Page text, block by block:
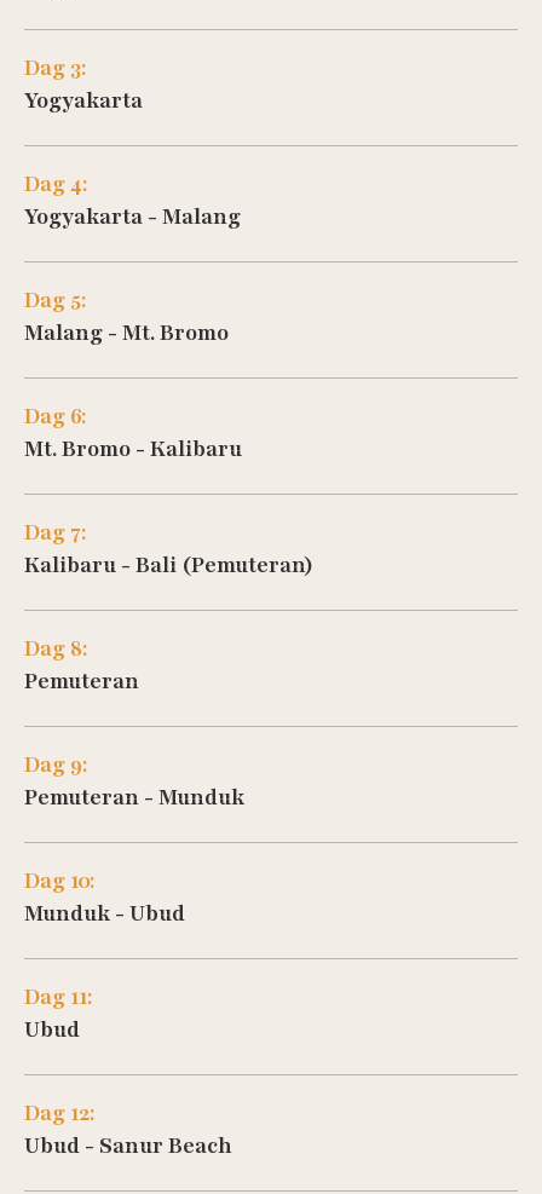
Dag 3:
Yogyakarta
Dag 4:
Yogyakarta - Malang
Dag 5:
Malang - Mt. Bromo
Dag 6:
Mt. Bromo - Kalibaru
Dag 7:
Kalibaru - Bali (Pemuteran)
Dag 8:
Pemuteran
Dag 9:
Pemuteran - Munduk
Dag 10:
Munduk - Ubud
Dag 11:
Ubud
Dag 12:
Ubud - Sanur Beach